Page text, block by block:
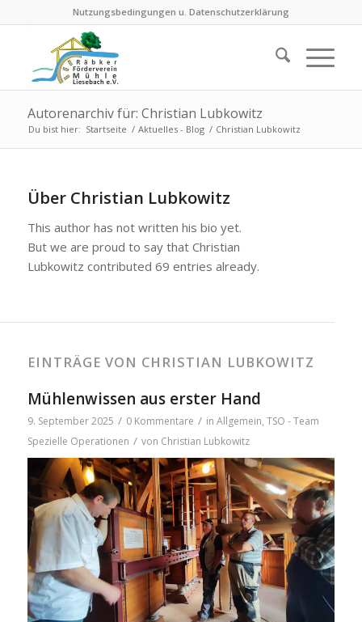
Nutzungsbedingungen u. Datenschutzerklärung
Autorenarchiv für: Christian Lubkowitz
Du bist hier: Startseite / Aktuelles - Blog / Christian Lubkowitz
Über Christian Lubkowitz
This author has not written his bio yet.
But we are proud to say that Christian
Lubkowitz contributed 69 entries already.
EINTRÄGE VON CHRISTIAN LUBKOWITZ
Mühlenwissen aus erster Hand
9. September 2025 / 0 Kommentare / in Allgemein, TSO - Team
Spezielle Operationen / von Christian Lubkowitz